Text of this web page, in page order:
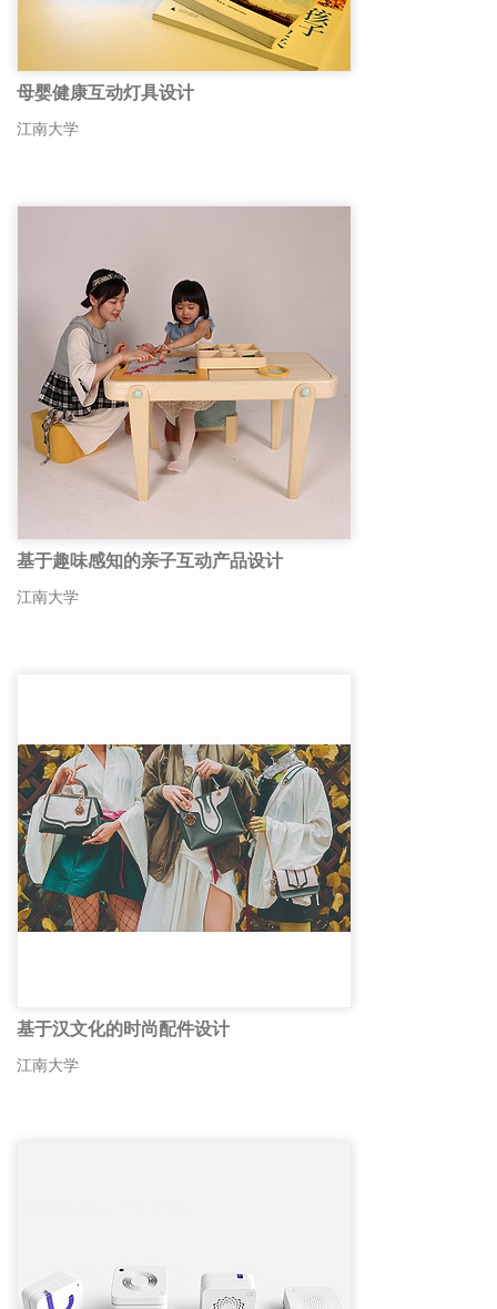
母婴健康互动灯具设计
江南大学
基于趣味感知的亲子互动产品设计
江南大学
基于汉文化的时尚配件设计
江南大学